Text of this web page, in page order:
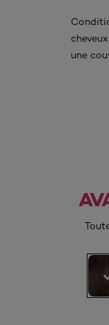
une